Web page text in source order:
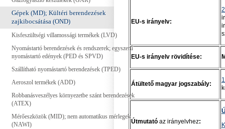
Gépek (MD); Kültéri berendezések
zajkibocsátása (OND)
Kisfeszültségi villamossági termékek (LVD)
Nyomástartó berendezések és rendszerek; egyszerű
nyomástartó edények (PED és SPVD)
Szállítható nyomástartó berendezések (TPED)
Aeroszol termékek (ADD)
Robbanásveszélyes környezetbe szánt berendezések
(ATEX)
Mérőeszközök (MID); nem automatikus mérlegek
(NAWI)
EU-s irányelv:
EU-s irányelv rövidítése:
Átültető magyar jogszabály:
Útmutató az irányelvhez: